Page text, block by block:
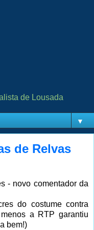
de Lousada
▼
de Relvas
- novo comentador da
do costume contra
a RTP garantiu
bem!)